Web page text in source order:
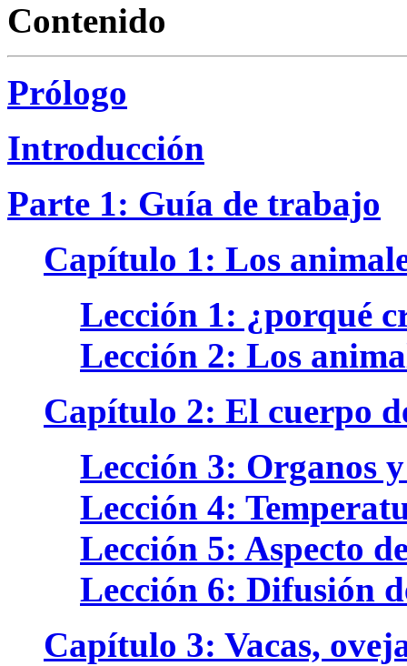
Contenido
Prólogo
Introducción
Parte 1: Guía de trabajo
Capítulo 1: Los
Lección 1: ¿porqué
Lección 2: Los
Capítulo 2: El cuerpo
Lección 3: Organos
Lección 4:
Lección 5: Aspecto
Lección 6: Difusión
Capítulo 3: Vacas,